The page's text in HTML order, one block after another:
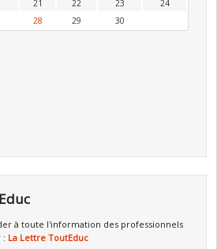
21 22 23
24
28 29 30
à toute l'information des professionnels
: La Lettre ToutEduc